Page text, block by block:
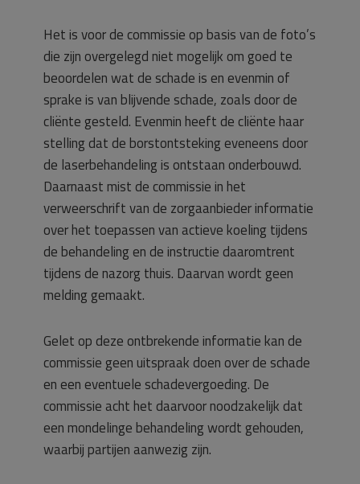
Het is voor de commissie op basis van de foto’s
die zijn overgelegd niet mogelijk om goed te
beoordelen wat de schade is en evenmin of
sprake is van blijvende schade, zoals door de
cliënte gesteld. Evenmin heeft de cliënte haar
stelling dat de borstontsteking eveneens door
de laserbehandeling is ontstaan onderbouwd.
Daarnaast mist de commissie in het
verweerschrift van de zorgaanbieder informatie
over het toepassen van actieve koeling tijdens
de behandeling en de instructie daaromtrent
tijdens de nazorg thuis. Daarvan wordt geen
melding gemaakt.
Gelet op deze ontbrekende informatie kan de
commissie geen uitspraak doen over de schade
en een eventuele schadevergoeding. De
commissie acht het daarvoor noodzakelijk dat
een mondelinge behandeling wordt gehouden,
waarbij partijen aanwezig zijn.